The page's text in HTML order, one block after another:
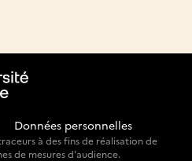
Données personnelles
à des fins de réalisation de
de mesures d'audience.